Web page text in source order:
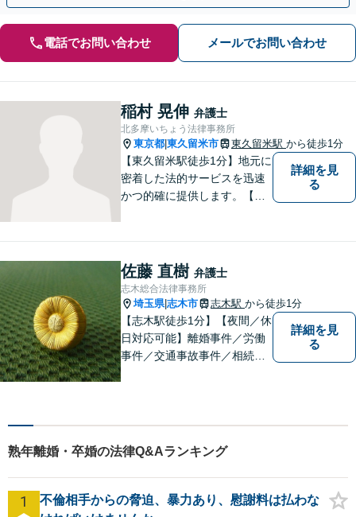
電話でお問い合わせ メールでお問い合わせ
稲村 晃伸 弁護士
北多摩いちょう法律事務所
東京都 東久留米市 東久留米駅 から徒歩1分
【東久留米駅徒歩1分】地元に
密着した法的サービスを迅速
かつ的確に提供します。【当
納得のいく解決を目指して、
全力を尽くします。【法テラ
ス利用可能】
詳細を見
る
佐藤 直樹 弁護士
志木総合法律事務所
埼玉県|志木市 志木駅 から徒歩1分
【志木駅徒歩1分】【夜間／休
日対応可能】離婚事件／労働
事件／交通事故事件／相続事
律相談・打ち合わせに力を入
れています。【万全のコロナ
対策】お気軽にご相談くださ
い。
詳細を見
る
熟年離婚・卒婚の法律Q&Aランキング
1
不倫相手からの脅迫、暴力あり、慰謝料は払わな